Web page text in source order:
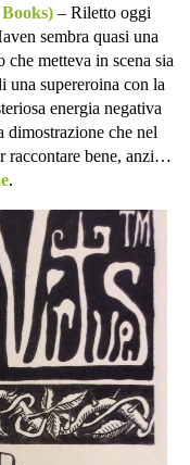
– Riletto oggi
sembra quasi una
metteva in scena sia
una supereroina con la
energia negativa
dimostrazione che nel
raccontare bene, anzi…
.